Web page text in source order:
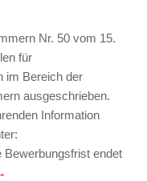
Nr. 50 vom 15.
für
im Bereich der
ausgeschrieben.
Information
endet